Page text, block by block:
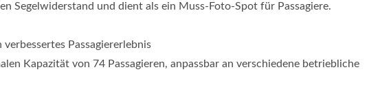
Segelwiderstand und dient als ein Muss-Foto-Spot für Passagiere.
Passagiererlebnis
Kapazität von 74 Passagieren, anpassbar an verschiedene betriebliche